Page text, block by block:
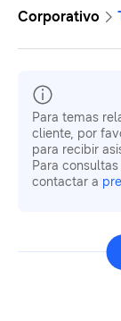
Corporativo
Para temas
cliente, por
para recibir
Para
contactar a